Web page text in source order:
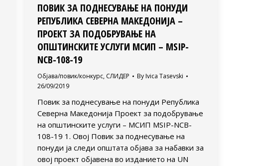
ПОВИК ЗА ПОДНЕСУВАЊЕ НА ПОНУДИ
РЕПУБЛИКА СЕВЕРНА МАКЕДОНИЈА –
ПРОЕКТ ЗА ПОДОБРУВАЊЕ НА
ОПШТИНСКИТЕ УСЛУГИ МСИП – MSIP-
NCB-108-19
Објава/повик/конкурс, СЛИДЕР By Ivica Tasevski
26/09/2019
Повик за поднесување на понуди Република
Северна Македонија Проект за подобрување
на општинските услуги – МСИП MSIP-NCB-
108-19 1. Овој Повик за поднесување на
понуди ја следи општата објава за набавки за
овој проект објавена во изданието на UN